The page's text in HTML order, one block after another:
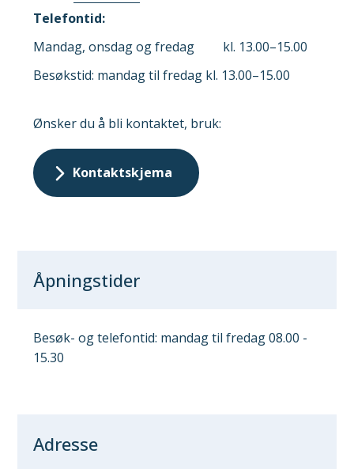
helse-
og
omsorgstjenester
Telefontid:
Mandag, onsdag og fredag kl. 13.00–15.00
Besøkstid: mandag til fredag kl. 13.00–15.00
Ønsker du å bli kontaktet, bruk:
Kontaktskjema
Åpningstider
Besøk- og telefontid: mandag til fredag 08.00 -
15.30
Adresse